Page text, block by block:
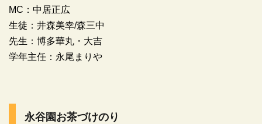
MC：中居正広
生徒：井森美幸/森三中
先生：博多華丸・大吉
学年主任：永尾まりや
永谷園お茶づけのり